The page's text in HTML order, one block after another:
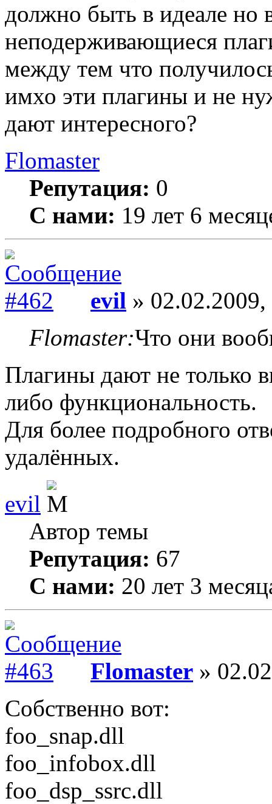
должно быть в идеале но
неподерживающиеся
между тем что
имхо эти плагины и не
дают интересного?
Flomaster
Репутация: 0
С нами: 19 лет 6
evil »
Flomaster:Что они
Плагины дают не только
либо функциональность.
Для более подробного
удалённых.
evil
Автор темы
Репутация: 67
С нами: 20 лет 3
Flomaster »
Собственно вот:
foo_snap.dll
foo_infobox.dll
foo_dsp_ssrc.dll